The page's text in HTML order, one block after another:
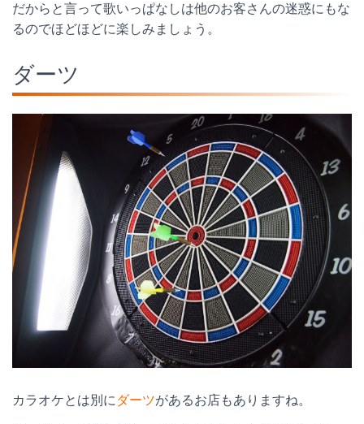
だからと言って歌いっぱなしは他のお客さんの迷惑にもな
るのでほどほどに楽しみましょう。
ダーツ
カラオケとは別にダーツがあるお店もありますね。